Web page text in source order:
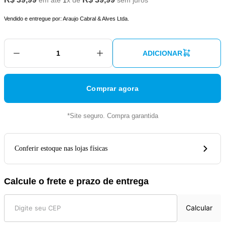
Vendido e entregue por: Araujo Cabral & Alves Ltda.
ADICIONAR
Comprar agora
*Site seguro. Compra garantida
Conferir estoque nas lojas físicas
Calcule o frete e prazo de entrega
Calcular